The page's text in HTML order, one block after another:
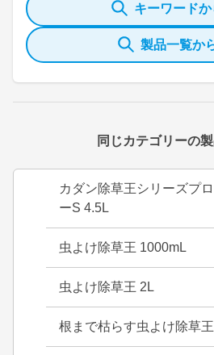
キーワード
製品一覧か
同じカテゴリーの
カダン除草王シリーズプ
ーS 4.5L
虫よけ除草王 1000mL
虫よけ除草王 2L
根まで枯らす虫よけ除草